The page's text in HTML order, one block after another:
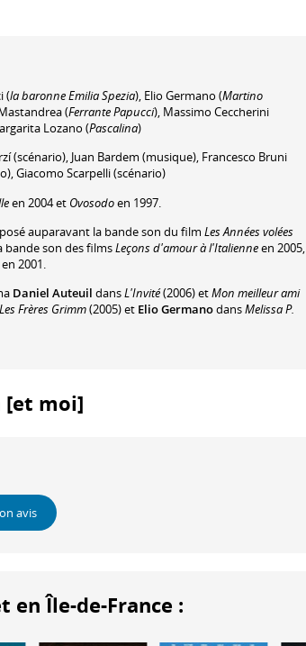
(la baronne Emilia Spezia), Elio Germano (Martino
(Ferrante Papucci), Massimo Ceccherini
Lozano (Pascalina)
(scénario), Juan Bardem (musique), Francesco Bruni
,Giacomo Scarpelli(scénario)
en 2004 et Ovosodoen 1997.
auparavant la bande son du film Les Années volées
bande son des filmsLeçons d'amour à l'Italienneen 2005,
en 2001.
Daniel Auteuil dansL'Invité(2006) etMon meilleur ami
Les Frères Grimm(2005) et Elio GermanodansMelissa P.
[et moi]
avis
en Île-de-France :